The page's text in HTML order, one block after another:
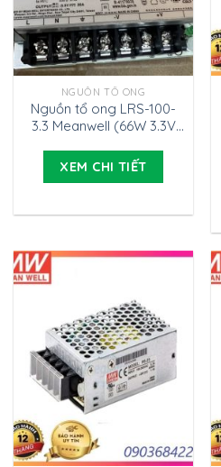
NGUỒN TỔ ONG
Nguồn tổ ong LRS-100-
3.3 Meanwell (66W 3.3V
XEM CHI TIẾT